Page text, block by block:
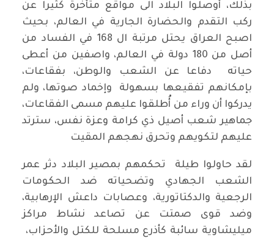
بذلك، أوصلوا البلاد الى مواقع متأخرة كثيرا عن
ركب التقدم والحضارة الجارية في العالم، بحيث
اصبح العراق يحتل مرتبة ال 168 في الفساد من
أصل من 180 دولة في العالم، واصفين من أعطى
حياته دفاعا عن الشعب والوطن، بفقاعات،
بإمكانهم تفقيعها بسهولة وإخماد صوتها، ولم
يدركوا أن وراء من أُطلقوا عليهم مسمى الفقاعات،
جماهير شعب أصيل ذي كرامة وعزة نفس، سترتد
عليهم لتكويهم وتحرق نهجهم المقيت
لقد حاولوا طيلة تحكمهم بمصير البلاد دثر عمر
الشعب الجهادي وتضحياته ضد الحكومات
الرجعية والدكتاتورية، وعصابات داعش الإرهابية،
وضد قوى صمتت عن تصاعد نشاط مراكز
ميليشاوية سائبة كأذرع مسلحة للكتل والأحزاب،